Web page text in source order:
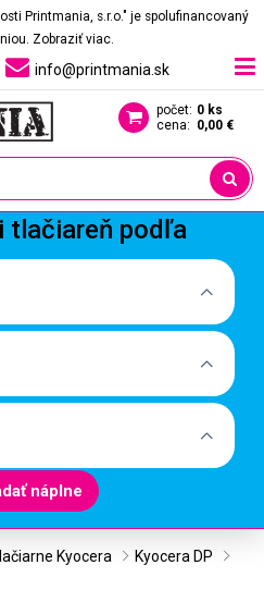
Printmania, s.r.o." je spolufinancovaný
Zobraziť viac.
info@printmania.sk
počet: 0 ks
cena: 0,00 €
podľa
náplne
Kyocera Kyocera DP